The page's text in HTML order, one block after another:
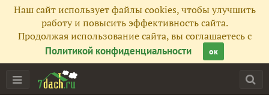
Наш сайт использует файлы cookies, чтобы улучшить
работу и повысить эффективность сайта.
Продолжая использование сайта, вы соглашаетесь с
Политикой конфиденциальности
ок